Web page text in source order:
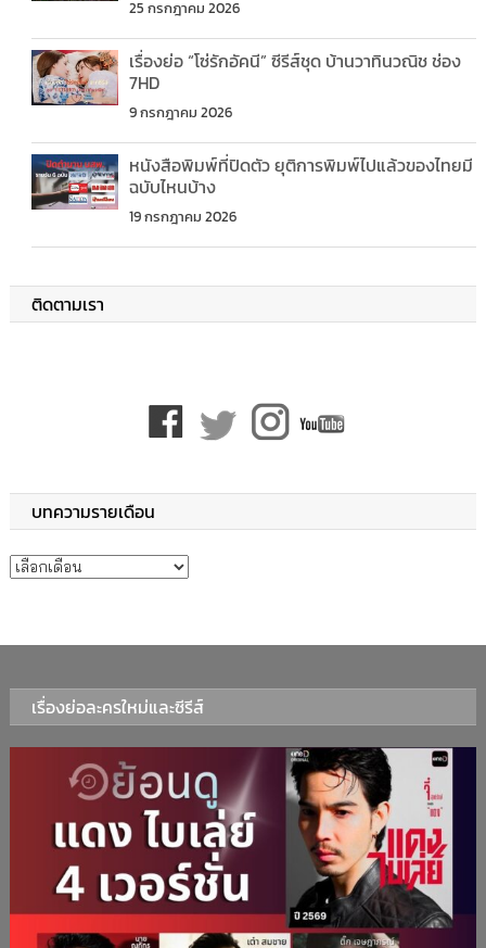
25 กรกฎาคม 2026
เรื่องย่อ “โซ่รักอัคนี” ซีรีส์ชุด บ้านวาทินวณิช ช่อง
7HD
9 กรกฎาคม 2026
หนังสือพิมพ์ที่ปิดตัว ยุติการพิมพ์ไปแล้วของไทยมี
ฉบับไหนบ้าง
19 กรกฎาคม 2026
ติดตามเรา
บทความรายเดือน
บทความรายเดือน
เรื่องย่อละครใหม่และซีรีส์